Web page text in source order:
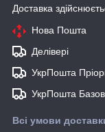
Доставка
Нова Пошта
Делівері
УкрПошта
УкрПошта
Всі умови